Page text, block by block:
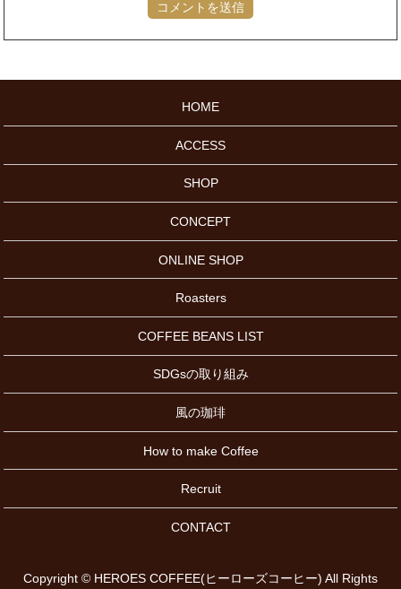
HOME
ACCESS
SHOP
CONCEPT
ONLINE SHOP
Roasters
COFFEE BEANS LIST
SDGsの取り組み
風の珈琲
How to make Coffee
Recruit
CONTACT
Copyright © HEROES COFFEE(ヒーローズコーヒー) All Rights